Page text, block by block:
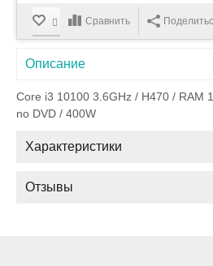
Сравнить
Описание
Core i3 10100 3.6GHz / H470 / RAM
no DVD / 400W
Характеристики
Отзывы